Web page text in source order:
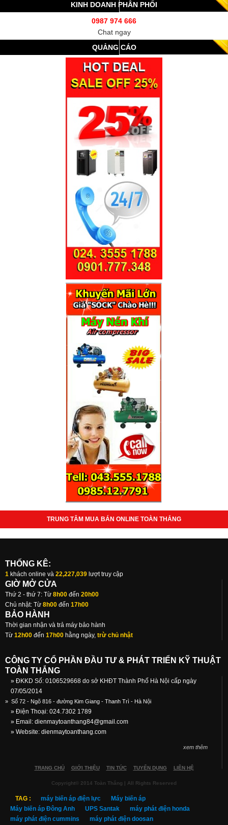
KINH DOANH PHÂN PHỐI
0987 974 666
Chat ngay
QUẢNG CÁO
TRUNG TÂM MUA BÁN ONLINE TOÀN THẮNG
THỐNG KÊ:
1 khách online và 22,227,039 lượt truy cập
GIỜ MỞ CỬA
Thứ 2 - thứ 7: Từ 8h00 đến 20h00
Chủ nhật: Từ 8h00 đến 17h00
BẢO HÀNH
Thời gian nhận và trả máy bảo hành
Từ 12h00 đến 17h00 hằng ngày, trừ chủ nhật
CÔNG TY CỔ PHẦN ĐẦU TƯ & PHÁT TRIỂN KỸ THUẬT
TOÀN THẮNG
» ĐKKD Số: 0106529668 do sở KHĐT Thành Phố Hà Nội cấp ngày
07/05/2014
» Số 72 - Ngõ 816 - đường Kim Giang - Thanh Trì - Hà Nội
» Điện Thoại: 024.7302 1789
» Email: dienmaytoanthang84@gmail.com
» Website: dienmaytoanthang.com
xem thêm
TRANG CHỦ GIỚI THIỆU TIN TỨC TUYỂN DỤNG LIÊN HỆ
Copyright© 2014 Toàn Thắng | All Rights Reserved
TAG : máy biến áp điện lực
Máy biến áp
Máy biến áp Đông Anh
UPS Santak
máy phát điện honda
máy phát điện cummins
máy phát điện doosan